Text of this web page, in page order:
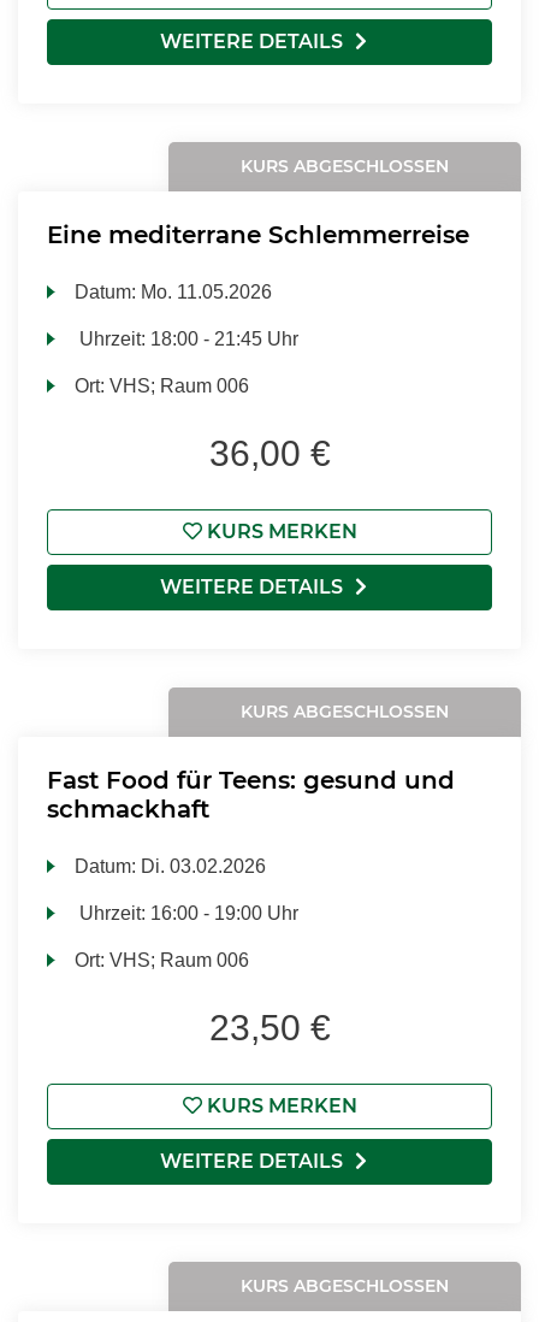
WEITERE DETAILS
KURS ABGESCHLOSSEN
Eine mediterrane Schlemmerreise
Datum: Mo. 11.05.2026
Uhrzeit: 18:00 - 21:45 Uhr
Ort:VHS; Raum 006
36,00 €
KURS MERKEN
WEITERE DETAILS
KURS ABGESCHLOSSEN
Fast Food für Teens: gesund und
schmackhaft
Datum: Di. 03.02.2026
Uhrzeit: 16:00 - 19:00 Uhr
Ort:VHS; Raum 006
23,50 €
KURS MERKEN
WEITERE DETAILS
KURS ABGESCHLOSSEN